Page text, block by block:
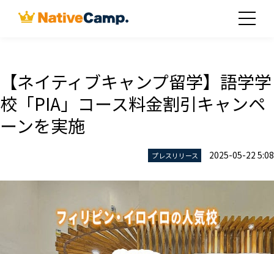
【ネイティブキャンプ留学】語学学
校「PIA」コース料金割引キャンペ
ーンを実施
プレスリリース 2025-05-22 5:08